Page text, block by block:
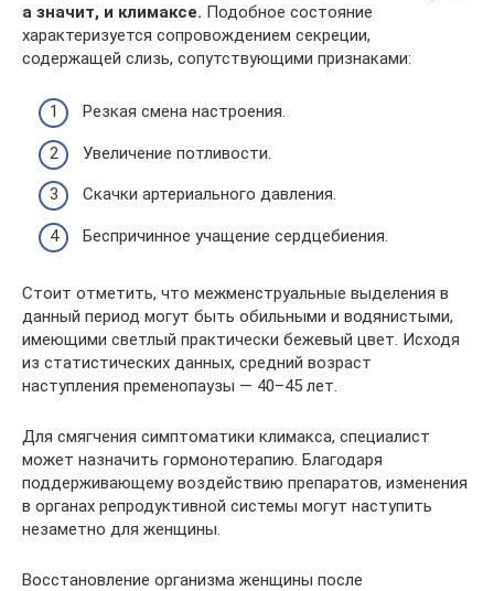
а значит, и климаксе. Подобное состояние
характеризуется сопровождением секреции,
содержащей слизь, сопутствующими признаками:
Резкая смена настроения.
Увеличение потливости.
Скачки артериального давления.
Беспричинное учащение сердцебиения.
Стоит отметить, что межменструальные выделения в
данный период могут быть обильными и водянистыми,
имеющими светлый практически бежевый цвет. Исходя
из статистических данных, средний возраст
наступления пременопаузы — 40–45 лет.
Для смягчения симптоматики климакса, специалист
может назначить гормонотерапию. Благодаря
поддерживающему воздействию препаратов, изменения
в органах репродуктивной системы могут наступить
незаметно для женщины.
Восстановление организма женщины после